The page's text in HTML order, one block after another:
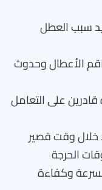
سبب العطل
الأعطال وحدوث
على التعامل
خلال وقت قصير
الحرجة
بسرعة وكفاءة